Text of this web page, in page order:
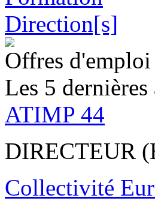
Offres d'emploi
Les 5
ATIMP 44
DIRECTEUR
Collectivité